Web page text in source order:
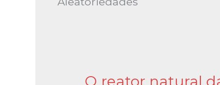
O reator natural
O